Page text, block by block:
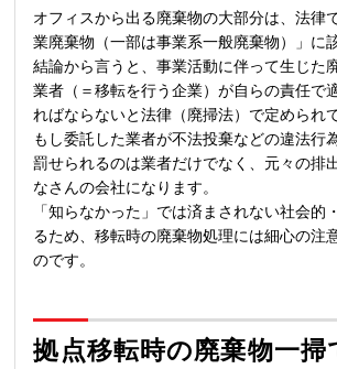
オフィスから出る廃棄物の大部分は、法律
業廃棄物（一部は事業系一般廃棄物）」に
結論から言うと、事業活動に伴って生じた
業者（＝移転を行う企業）が自らの責任で
ればならないと法律（廃掃法）で定められ
もし委託した業者が不法投棄などの違法行
罰せられるのは業者だけでなく、元々の排
なさんの会社になります。
「知らなかった」では済まされない社会的
るため、移転時の廃棄物処理には細心の注
のです。
拠点移転時の廃棄物一掃